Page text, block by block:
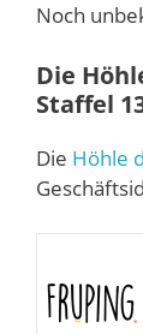
Noch
Die
Staffel
Die Höhle